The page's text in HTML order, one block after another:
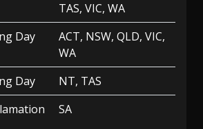
TAS, VIC, WA
Day
ACT, NSW, QLD, VIC,
WA
Day
NT, TAS
SA